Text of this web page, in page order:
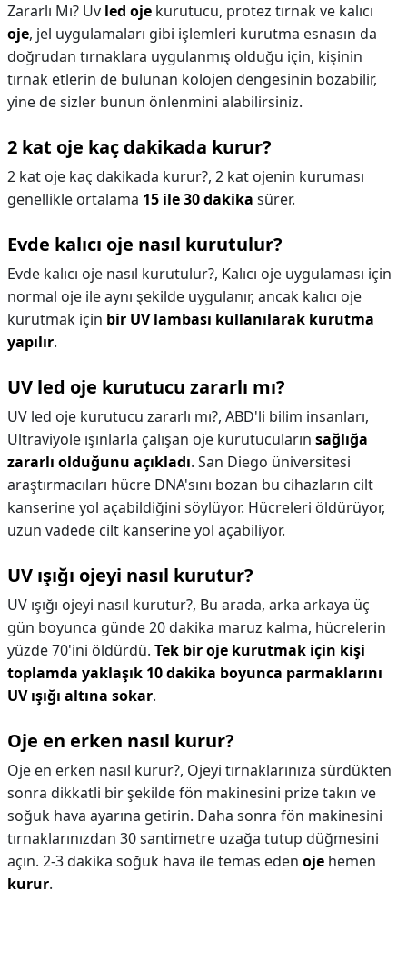
Zararlı Mı? Uv led oje kurutucu, protez tırnak ve kalıcı
oje, jel uygulamaları gibi işlemleri kurutma esnasın da
doğrudan tırnaklara uygulanmış olduğu için, kişinin
tırnak etlerin de bulunan kolojen dengesinin bozabilir,
yine de sizler bunun önlenmini alabilirsiniz.
2 kat oje kaç dakikada kurur?
2 kat oje kaç dakikada kurur?, 2 kat ojenin kuruması
genellikle ortalama 15 ile 30 dakika sürer.
Evde kalıcı oje nasıl kurutulur?
Evde kalıcı oje nasıl kurutulur?, Kalıcı oje uygulaması için
normal oje ile aynı şekilde uygulanır, ancak kalıcı oje
kurutmak için bir UV lambası kullanılarak kurutma
yapılır.
UV led oje kurutucu zararlı mı?
UV led oje kurutucu zararlı mı?, ABD'li bilim insanları,
Ultraviyole ışınlarla çalışan oje kurutucuların sağlığa
zararlı olduğunu açıkladı. San Diego üniversitesi
araştırmacıları hücre DNA'sını bozan bu cihazların cilt
kanserine yol açabildiğini söylüyor. Hücreleri öldürüyor,
uzun vadede cilt kanserine yol açabiliyor.
UV ışığı ojeyi nasıl kurutur?
UV ışığı ojeyi nasıl kurutur?, Bu arada, arka arkaya üç
gün boyunca günde 20 dakika maruz kalma, hücrelerin
yüzde 70'ini öldürdü. Tek bir oje kurutmak için kişi
toplamda yaklaşık 10 dakika boyunca parmaklarını
UV ışığı altına sokar.
Oje en erken nasıl kurur?
Oje en erken nasıl kurur?, Ojeyi tırnaklarınıza sürdükten
sonra dikkatli bir şekilde fön makinesini prize takın ve
soğuk hava ayarına getirin. Daha sonra fön makinesini
tırnaklarınızdan 30 santimetre uzağa tutup düğmesini
açın. 2-3 dakika soğuk hava ile temas eden oje hemen
kurur.